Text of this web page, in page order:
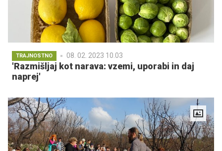
TRAJNOSTNO 08. 02. 2023 10.03
'Razmišljaj kot narava: vzemi, uporabi in daj
naprej'